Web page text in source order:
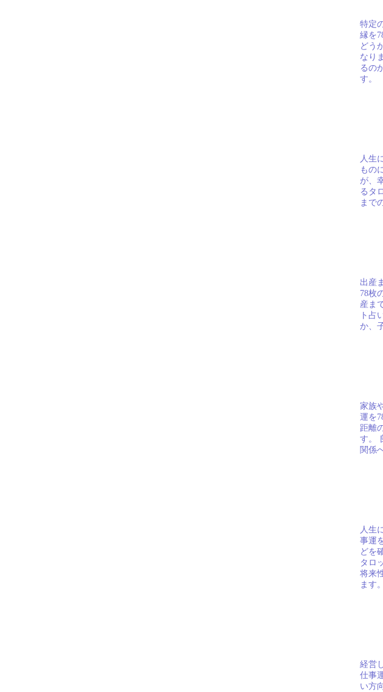
特定
縁を
どう
なり
るの
す。
人生
もの
が、
るタ
まで
出産
78枚
産ま
ト占
か、
家族
運を
距離
す。
関係
人生
事運
どを
タロ
将来
ます。
経営
仕事
い方